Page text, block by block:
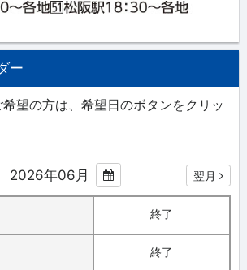
ー
望の方は、希望日のボタンをクリッ
2026年06月 翌月
終了
終了